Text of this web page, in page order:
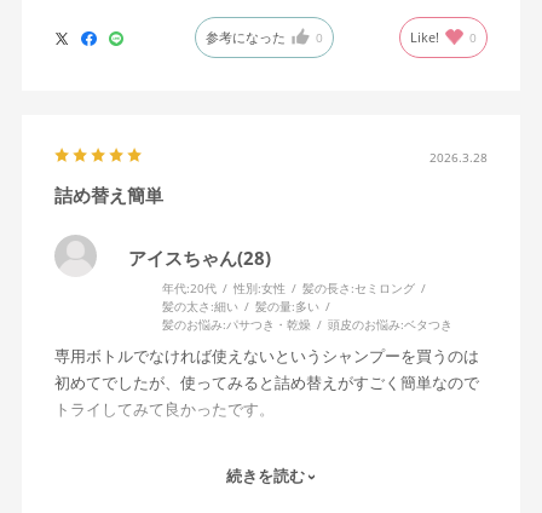
参考になった 0 Like! 0
2026.3.28
詰め替え簡単
アイスちゃん(28)
年代:20代 性別:女性 髪の長さ:セミロング
髪の太さ:細い 髪の量:多い
髪のお悩み:パサつき・乾燥 頭皮のお悩み:ベタつき
専用ボトルでなければ使えないというシャンプーを買うのは
初めてでしたが、使ってみると詰め替えがすごく簡単なので
トライしてみて良かったです。
これより小さいサイズのものを買って試し使いし、良さは分
かっていたので、2回目は大きいボトルと詰め替えのセットで
続きを読む